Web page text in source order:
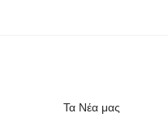
Τα Νέα μας